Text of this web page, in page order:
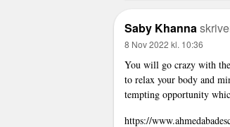
Saby Khanna
8 Nov 2022 kl. 10:36
You will go crazy with
to relax your body and
tempting opportunity
https://